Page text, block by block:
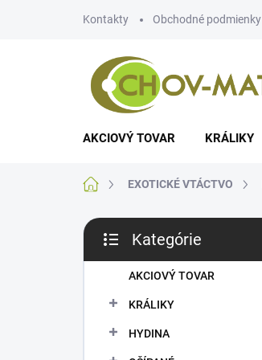
Kontakty Obchodné podmienky
AKCIOVÝ TOVAR KRÁLIKY
DomovEXOTICKÉ VTÁCTVO
B
č
kategórie
Kategórie
AKCIOVÝ TOVAR
KRÁLIKY
HYDINA